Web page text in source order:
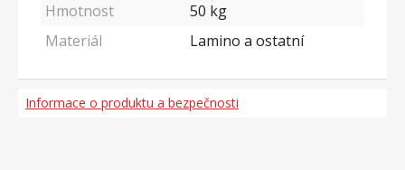
Hmotnost
50 kg
Materiál
Lamino a ostatní
Informace o produktu a bezpečnosti